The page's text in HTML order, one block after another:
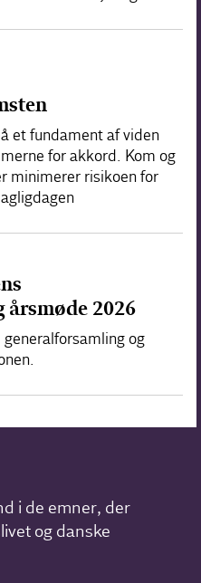
et fundament af viden
for akkord. Kom og
minimerer risikoen for
2026
og
i de emner, der
og danske